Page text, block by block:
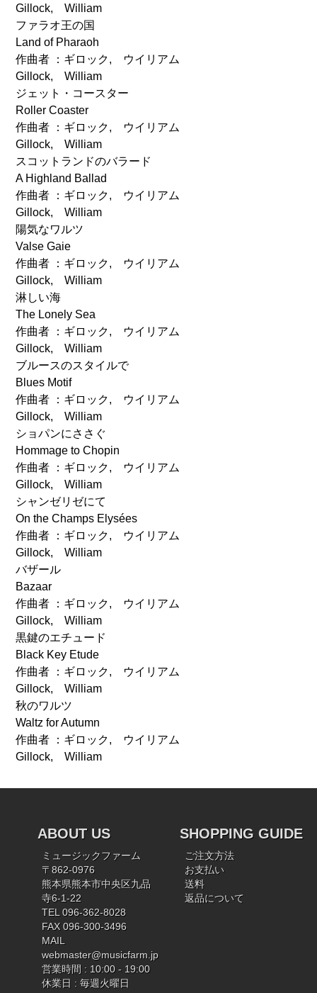
Gillock, William
ファラオ王の国
Land of Pharaoh
作曲者 ：ギロック, ウイリアム
Gillock, William
ジェット・コースター
Roller Coaster
作曲者 ：ギロック, ウイリアム
Gillock, William
スコットランドのバラード
A Highland Ballad
作曲者 ：ギロック, ウイリアム
Gillock, William
陽気なワルツ
Valse Gaie
作曲者 ：ギロック, ウイリアム
Gillock, William
淋しい海
The Lonely Sea
作曲者 ：ギロック, ウイリアム
Gillock, William
ブルースのスタイルで
Blues Motif
作曲者 ：ギロック, ウイリアム
Gillock, William
ショパンにささぐ
Hommage to Chopin
作曲者 ：ギロック, ウイリアム
Gillock, William
シャンゼリゼにて
On the Champs Elysées
作曲者 ：ギロック, ウイリアム
Gillock, William
バザール
Bazaar
作曲者 ：ギロック, ウイリアム
Gillock, William
黒鍵のエチュード
Black Key Etude
作曲者 ：ギロック, ウイリアム
Gillock, William
秋のワルツ
Waltz for Autumn
作曲者 ：ギロック, ウイリアム
Gillock, William
ABOUT US
ミュージックファーム
〒862-0976
熊本県熊本市中央区九品
寺6-1-22
TEL 096-362-8028
FAX 096-300-3496
MAIL
webmaster@musicfarm.jp
営業時間 : 10:00 - 19:00
休業日 : 毎週火曜日
SHOPPING GUIDE
ご注文方法
お支払い
送料
返品について